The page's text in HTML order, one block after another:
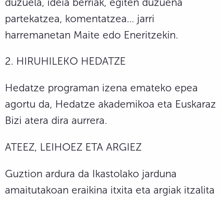
partekatzea, komentatzea… jarri
harremanetan Maite edo Eneritzekin.
2. HIRUHILEKO HEDATZE
Hedatze programan izena emateko epea
agortu da, Hedatze akademikoa eta Euskaraz
Bizi atera dira aurrera.
ATEEZ, LEIHOEZ ETA ARGIEZ
Guztion ardura da Ikastolako jarduna
amaitutakoan eraikina itxita eta argiak itzalita